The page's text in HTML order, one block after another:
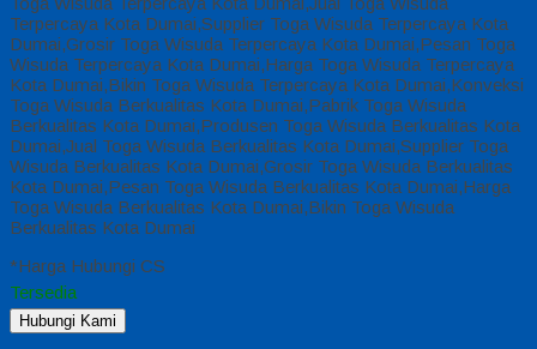
Terpercaya Kota Dumai,Supplier Toga Wisuda Terpercaya Kota
Dumai,Grosir Toga Wisuda Terpercaya Kota Dumai,Pesan Toga
Wisuda Terpercaya Kota Dumai,Harga Toga Wisuda Terpercaya
Kota Dumai,Bikin Toga Wisuda Terpercaya Kota Dumai,Konveksi
Toga Wisuda Berkualitas Kota Dumai,Pabrik Toga Wisuda
Berkualitas Kota Dumai,Produsen Toga Wisuda Berkualitas Kota
Dumai,Jual Toga Wisuda Berkualitas Kota Dumai,Supplier Toga
Wisuda Berkualitas Kota Dumai,Grosir Toga Wisuda Berkualitas
Kota Dumai,Pesan Toga Wisuda Berkualitas Kota Dumai,Harga
Toga Wisuda Berkualitas Kota Dumai,Bikin Toga Wisuda
Berkualitas Kota Dumai
*Harga Hubungi CS
Tersedia
Hubungi Kami